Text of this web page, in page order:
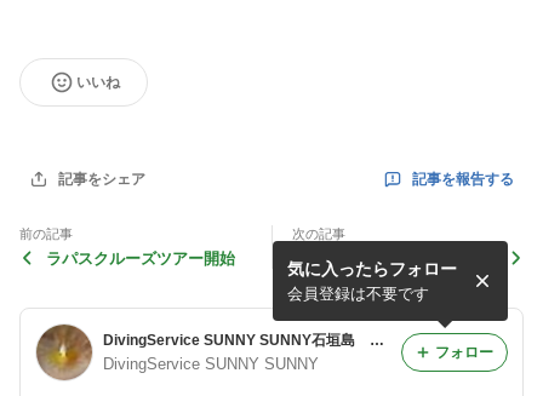
いいね
記事をシェア 記事を報告する
前の記事
ラパスクルーズツアー開始
次の記事
祝10周年 ラパスツアー開
催だよ～❣
DivingService SUNNY SUNNY石垣島 海中写真日記
DivingService SUNNY SUNNY
気に入ったらフォロー
会員登録は不要です
フォロー